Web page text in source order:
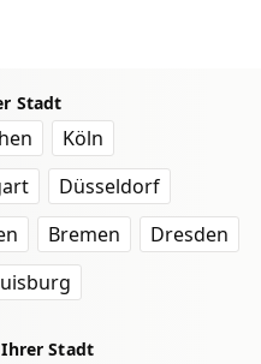
Stadt
Köln
Düsseldorf
Bremen
Dresden
Stadt